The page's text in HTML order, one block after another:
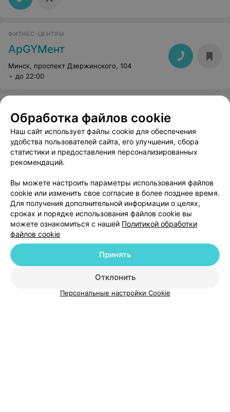
ФИТНЕС-ЦЕНТРЫ
АрGYMент
Минск, проспект Дзержинского, 104
до 22:00
Fan Fizik
Минск, пр-т Дзержинского, 104 до 21:00
СТУДИЯ КОРРЕКЦИИ ФИГУРЫ
Clever Fitness
Минск, ул. Громова, 14 до 16:00
Добавить компанию
Обработка файлов cookie
Наш сайт использует файлы cookie для обеспечения
удобства пользователей сайта, его улучшения, сбора
статистики и предоставления персонализированных
рекомендаций.
Вы можете настроить параметры использования файлов
cookie или изменить свое согласие в более позднее время.
Для получения дополнительной информации о целях,
сроках и порядке использования файлов cookie вы
можете ознакомиться с нашей Политикой обработки
файлов cookie
Отклонить
Принять
Персональные настройки Cookie